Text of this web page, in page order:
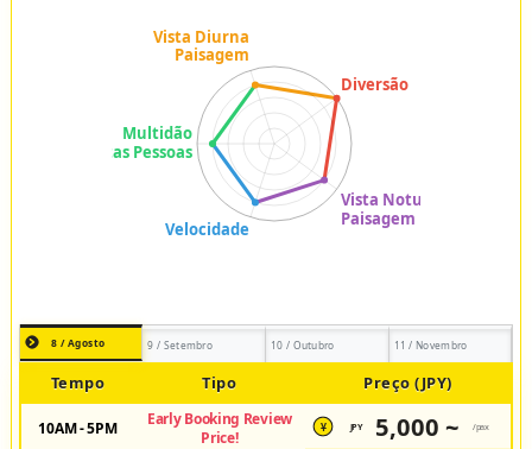
8 / Agosto 9 / Setembro 10 / Outubro 11 / Novembro
Tempo Tipo Preço (JPY)
10AM - 5PM
Early Booking Review
Price!
¥ JPY 5,000 ~ /pax